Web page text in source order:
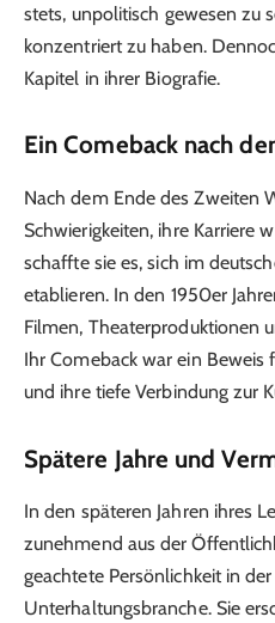
stets, unpolitisch gewesen zu
konzentriert zu haben.
Kapitel in ihrer Biografie.
Ein Comeback nach
Nach dem Ende des Zweiten
Schwierigkeiten, ihre Karriere
schaffte sie es, sich im
etablieren. In den 1950er
Filmen, Theaterproduktionen
Ihr Comeback war ein
und ihre tiefe Verbindung zur
Spätere Jahre und
In den späteren Jahren ihres
zunehmend aus der
geachtete Persönlichkeit in
Unterhaltungsbranche. Sie